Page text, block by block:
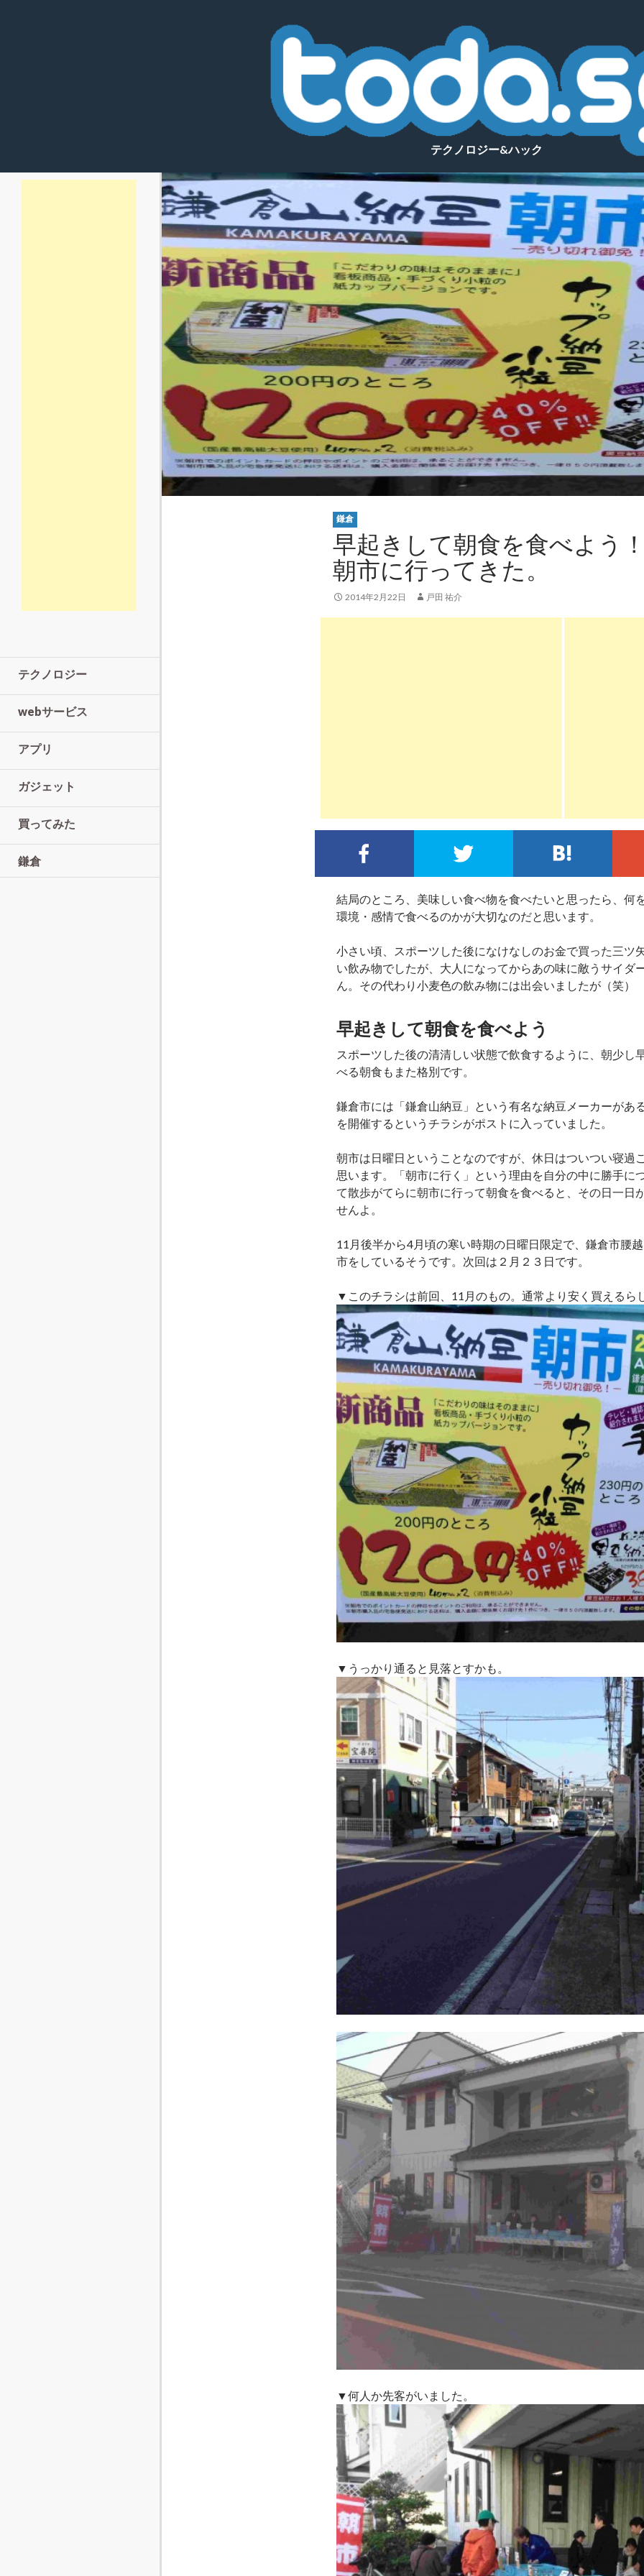
テクノロジー&ハック
鎌倉
早起きして朝食を食べよう
朝市に行ってきた。
2014年2月22日 戸田 祐介
FACEBOOKでシェア TWITTERでシェア
結局のところ、美味しい食べ物を食べたいと思ったら、何
環境・感情で食べるのかが大切なのだと思います。
小さい頃、スポーツした後になけなしのお金で買った三ツ
い飲み物でしたが、大人になってからあの味に敵うサイダ
ん。その代わり小麦色の飲み物には出会いましたが（笑）
早起きして朝食を食べよう
スポーツした後の清清しい状態で飲食するように、朝少し
べる朝食もまた格別です。
鎌倉市には「鎌倉山納豆」という有名な納豆メーカーがあ
を開催するというチラシがポストに入っていました。
朝市は日曜日ということなのですが、休日はついつい寝過
思います。「朝市に行く」という理由を自分の中に勝手に
て散歩がてらに朝市に行って朝食を食べると、その日一日
せんよ。
11月後半から4月頃の寒い時期の日曜日限定で、鎌倉市腰
市をしているそうです。次回は２月２３日です。
▼このチラシは前回、11月のもの。通常より安く買えるら
▼うっかり通ると見落とすかも。
▼何人か先客がいました。
テクノロジー
webサービス
アプリ
ガジェット
買ってみた
鎌倉